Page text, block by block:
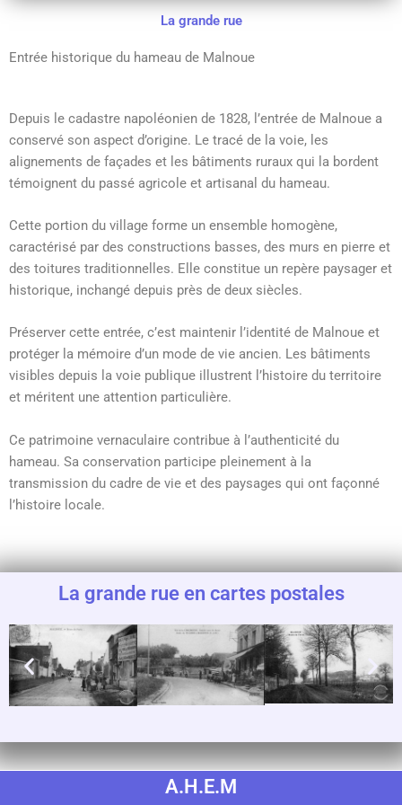
La grande rue
Entrée historique du hameau de Malnoue
Depuis le cadastre napoléonien de 1828, l’entrée de Malnoue a
conservé son aspect d’origine. Le tracé de la voie, les
alignements de façades et les bâtiments ruraux qui la bordent
témoignent du passé agricole et artisanal du hameau.
Cette portion du village forme un ensemble homogène,
caractérisé par des constructions basses, des murs en pierre et
des toitures traditionnelles. Elle constitue un repère paysager et
historique, inchangé depuis près de deux siècles.
Préserver cette entrée, c’est maintenir l’identité de Malnoue et
protéger la mémoire d’un mode de vie ancien. Les bâtiments
visibles depuis la voie publique illustrent l’histoire du territoire
et méritent une attention particulière.
Ce patrimoine vernaculaire contribue à l’authenticité du
hameau. Sa conservation participe pleinement à la
transmission du cadre de vie et des paysages qui ont façonné
l’histoire locale.
La grande rue en cartes postales
A.H.E.M